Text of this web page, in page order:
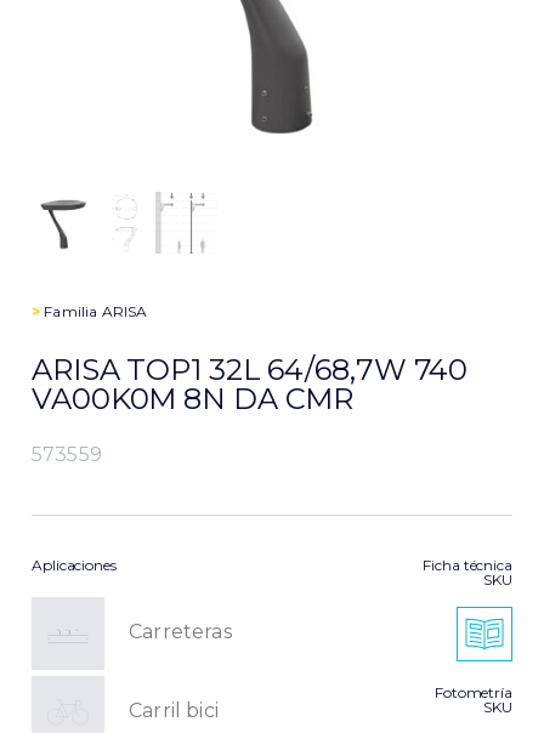
> Familia ARISA
ARISA TOP1 32L 64/68,7W 740
VA00K0M 8N DA CMR
573559
Aplicaciones
Carreteras
Carril bici
Ficha técnica
SKU
Fotometría
SKU